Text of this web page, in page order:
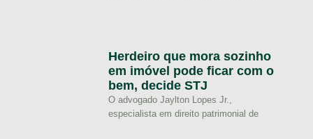
Herdeiro que mora sozinho
em imóvel pode ficar com o
bem, decide STJ
O advogado Jaylton Lopes Jr.,
especialista em direito patrimonial de